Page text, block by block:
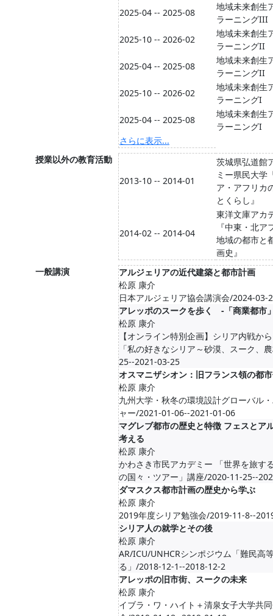
2025-04 -- 2025-08
地域未来創生
ラーニングIII
2025-10 -- 2026-02
地域未来創生
ラーニングII
2025-04 -- 2025-08
地域未来創生
ラーニングII
2025-10 -- 2026-02
地域未来創生
ラーニングI
2025-04 -- 2025-08
地域未来創生
ラーニングI
さらに表示...
授業以外の教育活動
2013-10 -- 2014-01
茨城県弘道館
ミー県民大学
ア・アフリカ
とくらし』
2014-02 -- 2014-04
東洋文庫アカ
『中東・北ア
地域の都市と
画史』
一般講演
アルジェリアの近代建築と都市計画
松原 康介
日本アルジェリア協会講演会/2024-03-
アレッポのスークを歩く -「商業都市
松原 康介
【オンライン特別企画】シリア内戦か
「私の好きなシリア～砂漠、スーク、
25--2021-03-25
オスマニザシオン：旧フランス領の都
松原 康介
九州大学・秋冬の環境設計グローバル
ャー/2021-01-06--2021-01-06
マグレブ都市の歴史と特徴 フェスとア
考える
松原 康介
かわさき市民アカデミー 「世界を旅す
の国々・ツアー」講座/2020-11-25--
ダマスクス都市計画の歴史から学ぶ
松原 康介
2019年度シリア勉強会/2019-11-8--
シリア人の就学とその後
松原 康介
AR/ICU/UNHCRシンポジウム「難民高
る」/2018-12-1--2018-12-2
アレッポの旧市街、スークの未来
松原 康介
イブラ・ワ・ハイト＋清泉女子大学共